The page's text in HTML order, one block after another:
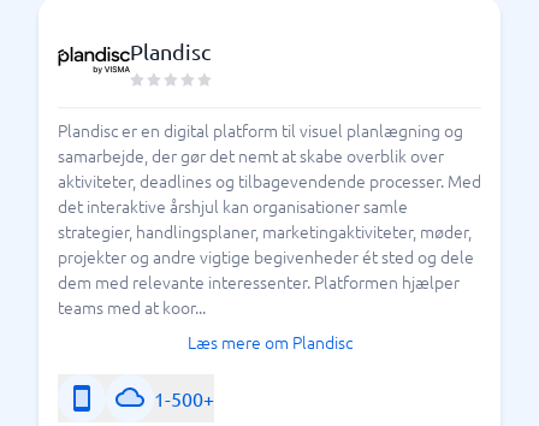
Plandisc
Plandisc er en digital platform til visuel planlægning og
samarbejde, der gør det nemt at skabe overblik over
aktiviteter, deadlines og tilbagevendende processer. Med
det interaktive årshjul kan organisationer samle
strategier, handlingsplaner, marketingaktiviteter, møder,
projekter og andre vigtige begivenheder ét sted og dele
dem med relevante interessenter. Platformen hjælper
teams med at koor...
Læs mere om Plandisc
1-500+